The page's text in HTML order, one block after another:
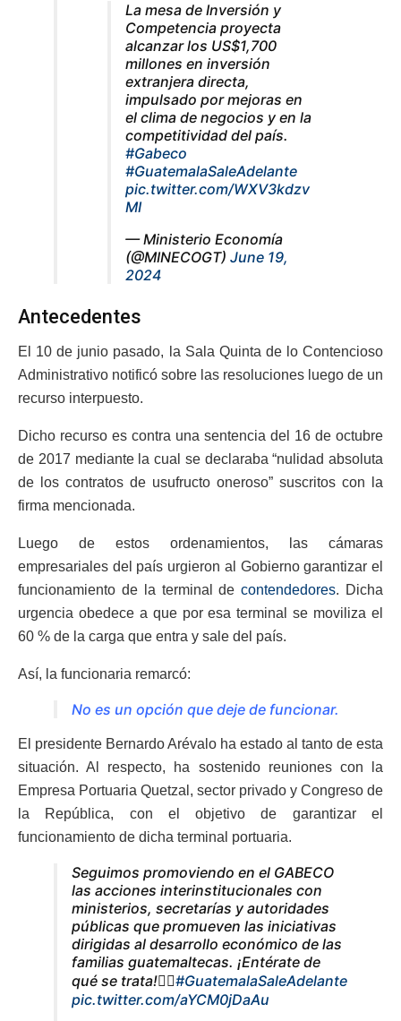
La mesa de Inversión y
Competencia proyecta
alcanzar los US$1,700
millones en inversión
extranjera directa,
impulsado por mejoras en
el clima de negocios y en la
competitividad del país.
#Gabeco
#GuatemalaSaleAdelante
pic.twitter.com/WXV3kdzv
MI
— Ministerio Economía
(@MINECOGT) June 19,
2024
Antecedentes
El 10 de junio pasado, la Sala Quinta de lo Contencioso
Administrativo notificó sobre las resoluciones luego de un
recurso interpuesto.
Dicho recurso es contra una sentencia del 16 de octubre
de 2017 mediante la cual se declaraba “nulidad absoluta
de los contratos de usufructo oneroso” suscritos con la
firma mencionada.
Luego de estos ordenamientos, las cámaras
empresariales del país urgieron al Gobierno garantizar el
funcionamiento de la terminal decontendedores. Dicha
urgencia obedece a que por esa terminal se moviliza el
60 % de la carga que entra y sale del país.
Así, la funcionaria remarcó:
No es un opción que deje de funcionar.
El presidente Bernardo Arévalo ha estado al tanto de esta
situación. Al respecto, ha sostenido reuniones con la
Empresa Portuaria Quetzal, sector privado y Congreso de
la República, con el objetivo de garantizar el
funcionamiento de dicha terminal portuaria.
Seguimos promoviendo en el GABECO
las acciones interinstitucionales con
ministerios, secretarías y autoridades
públicas que promueven las iniciativas
dirigidas al desarrollo económico de las
familias guatemaltecas. ¡Entérate de
qué se trata!👇🏼#GuatemalaSaleAdelante
pic.twitter.com/aYCM0jDaAu